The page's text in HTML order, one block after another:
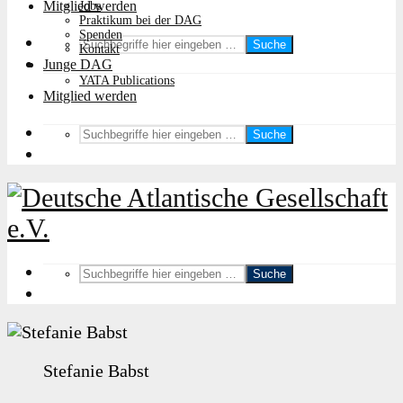
Mitglied werden
Suche
Jobs
Praktikum bei der DAG
Spenden
Kontakt
Junge DAG
YATA Publications
Mitglied werden
Suche
Suche
Stefanie Babst